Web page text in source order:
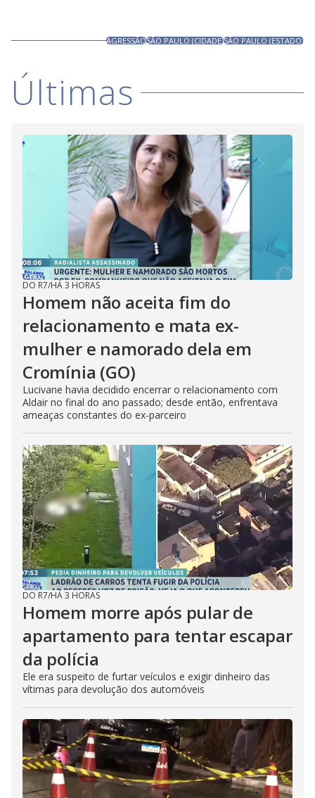
AGRESSÃOSÃO PAULO (CIDADE)SÃO PAULO (ESTADO)
Últimas
DO R7/HÁ 3 HORAS
Homem não aceita fim do
relacionamento e mata ex-
mulher e namorado dela em
Cromínia (GO)
Lucivane havia decidido encerrar o relacionamento com
Aldair no final do ano passado; desde então, enfrentava
ameaças constantes do ex-parceiro
DO R7/HÁ 3 HORAS
Homem morre após pular de
apartamento para tentar escapar
da polícia
Ele era suspeito de furtar veículos e exigir dinheiro das
vítimas para devolução dos automóveis